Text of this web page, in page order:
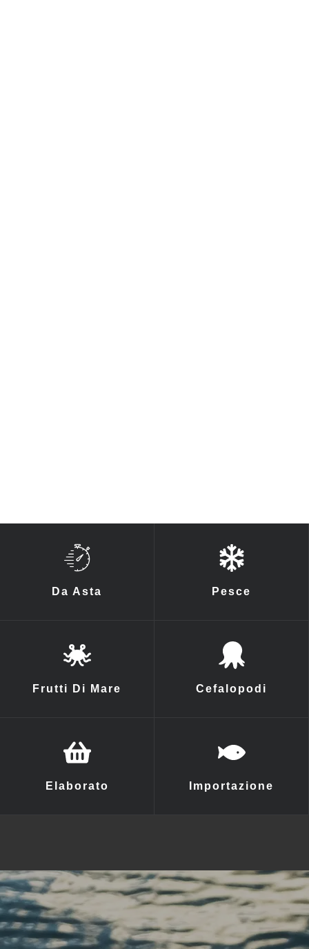
Da Asta Pesce
Frutti Di Mare Cefalopodi
Elaborato Importazione